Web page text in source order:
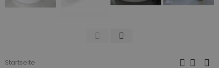
Startseite